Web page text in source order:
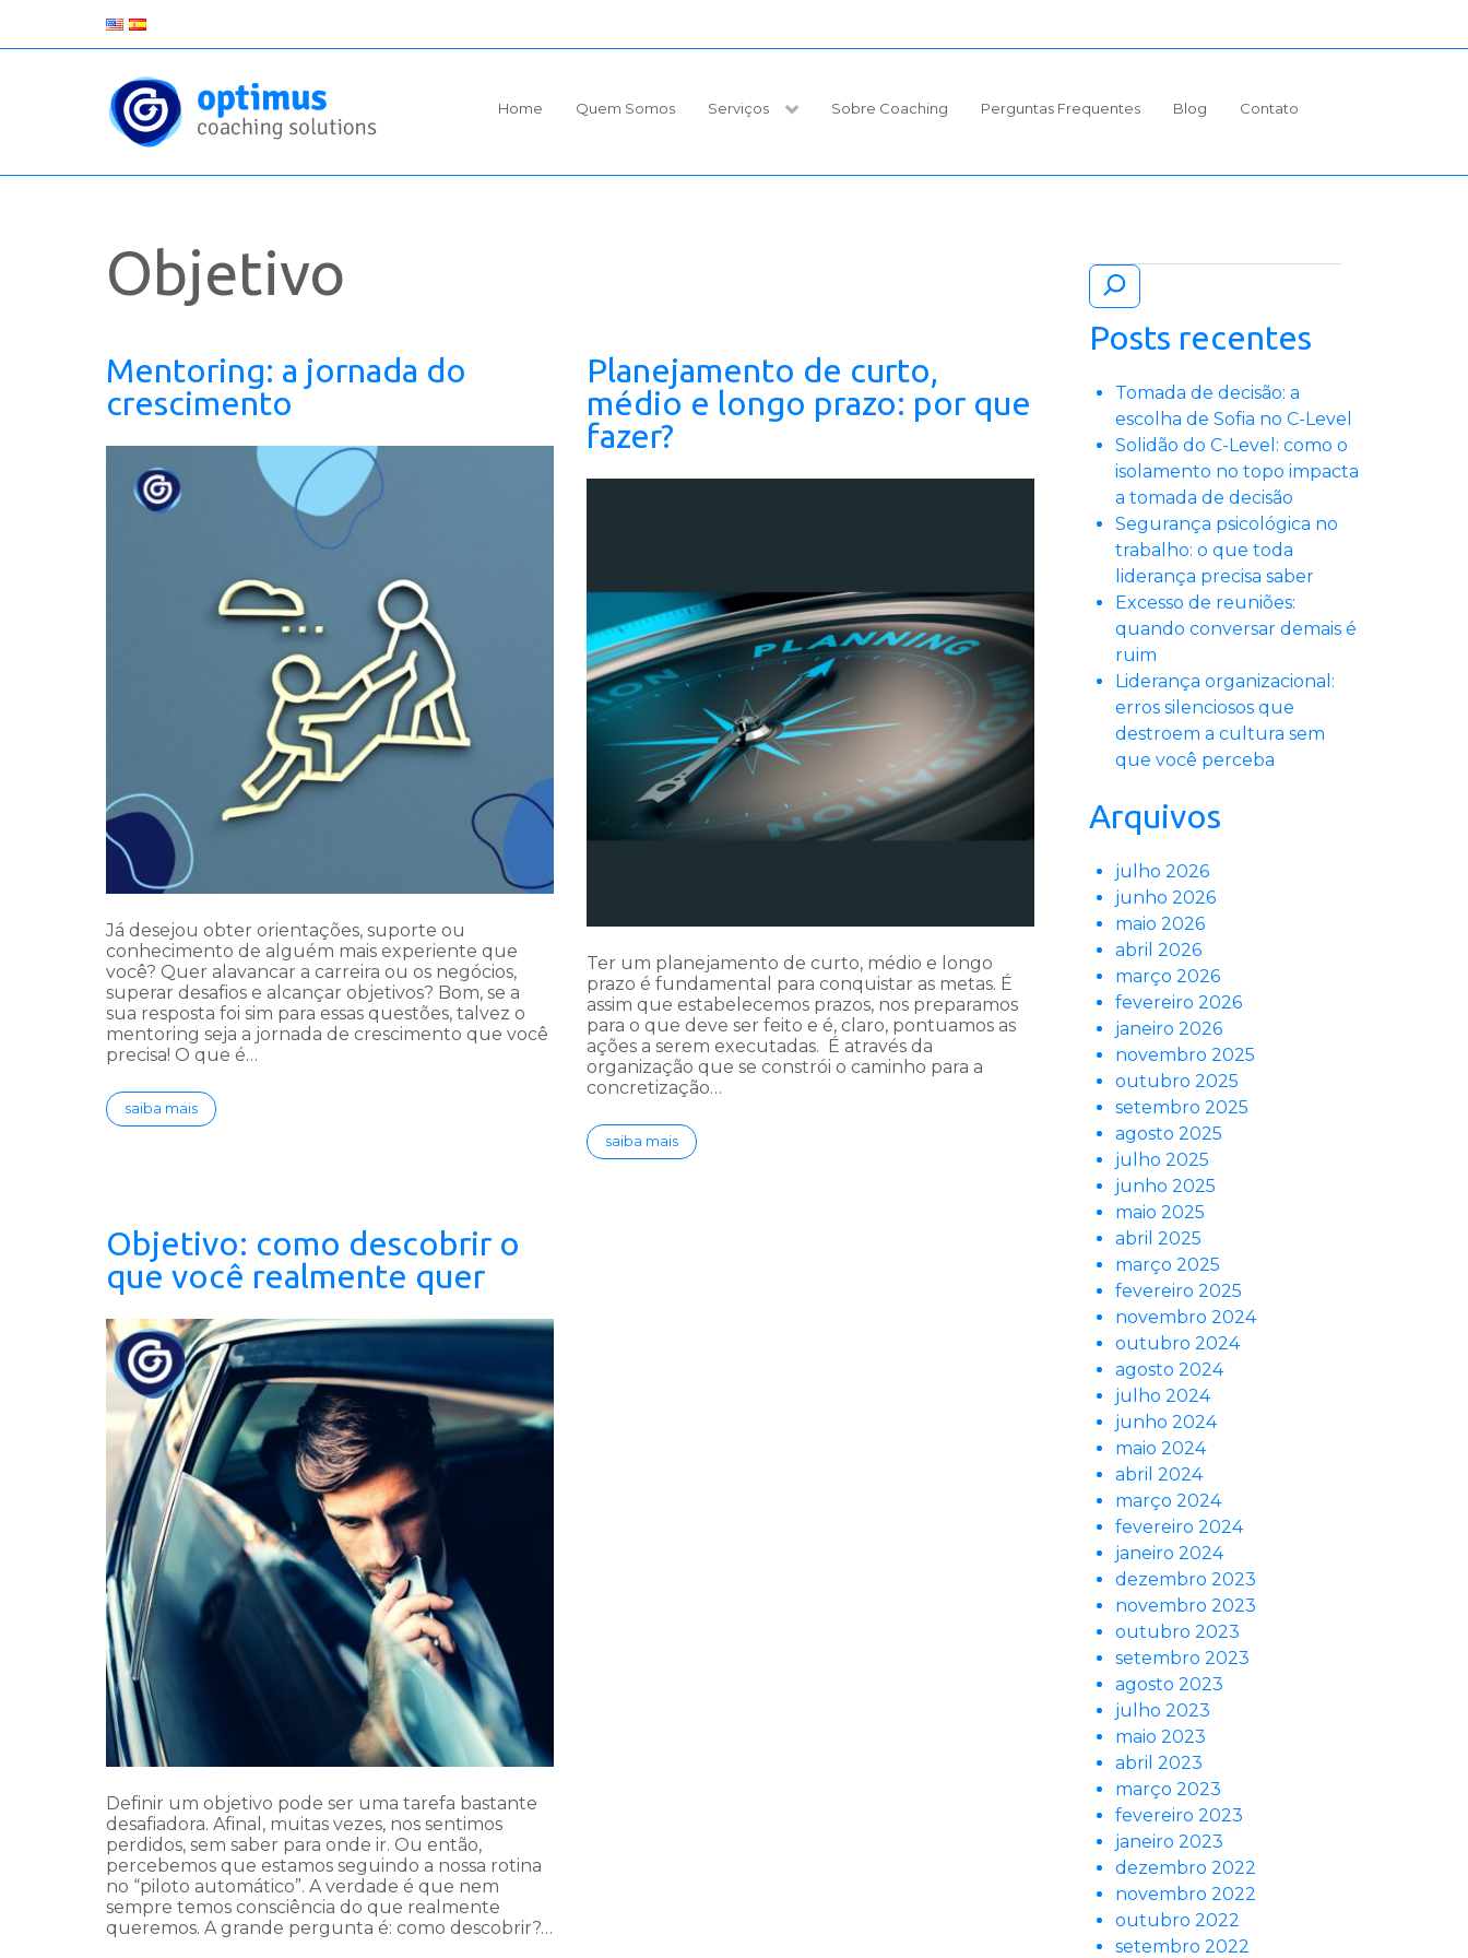
Home Quem Somos Serviços Sobre Coaching Perguntas Frequentes Blog Contato
Objetivo
Mentoring: a jornada do
crescimento
Já desejou obter orientações, suporte ou
conhecimento de alguém mais experiente que
você? Quer alavancar a carreira ou os negócios,
superar desafios e alcançar objetivos? Bom, se a
sua resposta foi sim para essas questões, talvez o
mentoring seja a jornada de crescimento que você
precisa! O que é…
saiba mais
Planejamento de curto,
médio e longo prazo: por que
fazer?
Ter um planejamento de curto, médio e longo
prazo é fundamental para conquistar as metas. É
assim que estabelecemos prazos, nos preparamos
para o que deve ser feito e é, claro, pontuamos as
ações a serem executadas. É através da
organização que se constrói o caminho para a
concretização…
saiba mais
Objetivo: como descobrir o
que você realmente quer
Definir um objetivo pode ser uma tarefa bastante
desafiadora. Afinal, muitas vezes, nos sentimos
perdidos, sem saber para onde ir. Ou então,
percebemos que estamos seguindo a nossa rotina
no “piloto automático”. A verdade é que nem
sempre temos consciência do que realmente
queremos. A grande pergunta é: como descobrir?…
Posts recentes
Tomada de decisão: a
escolha de Sofia no C-Level
Solidão do C-Level: como o
isolamento no topo impacta
a tomada de decisão
Segurança psicológica no
trabalho: o que toda
liderança precisa saber
Excesso de reuniões:
quando conversar demais é
ruim
Liderança organizacional:
erros silenciosos que
destroem a cultura sem
que você perceba
Arquivos
julho 2026
junho 2026
maio 2026
abril 2026
março 2026
fevereiro 2026
janeiro 2026
novembro 2025
outubro 2025
setembro 2025
agosto 2025
julho 2025
junho 2025
maio 2025
abril 2025
março 2025
fevereiro 2025
novembro 2024
outubro 2024
agosto 2024
julho 2024
junho 2024
maio 2024
abril 2024
março 2024
fevereiro 2024
janeiro 2024
dezembro 2023
novembro 2023
outubro 2023
setembro 2023
agosto 2023
julho 2023
maio 2023
abril 2023
março 2023
fevereiro 2023
janeiro 2023
dezembro 2022
novembro 2022
outubro 2022
setembro 2022